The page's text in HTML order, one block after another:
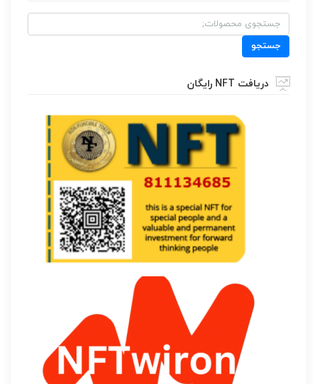
جستجو
برای:
جستجو
دریافت NFT رایگان